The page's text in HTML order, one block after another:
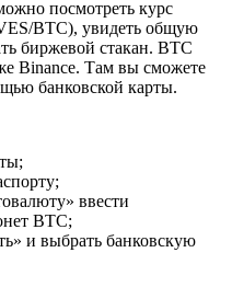
посмотреть курс
BTC), увидеть общую
биржевой стакан. BTC
Binance. Там вы сможете
банковской карты.
ввести
BTC;
и выбрать банковскую